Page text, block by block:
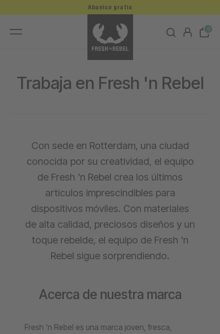
0
Abanico gratis
Trabaja en Fresh 'n Rebel
Con sede en Rotterdam, una ciudad
conocida por su creatividad, el equipo
de Fresh 'n Rebel crea los últimos
artículos imprescindibles para
dispositivos móviles. Con materiales
de alta calidad, preciosos diseños y un
toque rebelde, el equipo de Fresh 'n
Rebel sigue sorprendiendo.
Acerca de nuestra marca
Fresh 'n Rebel es una marca joven, fresca,